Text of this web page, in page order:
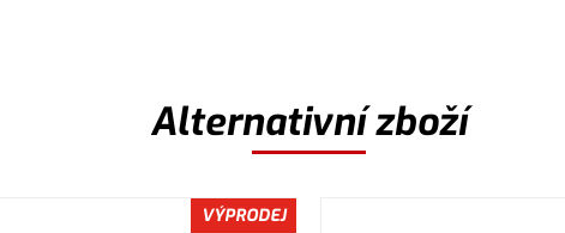
Alternativní zboží
VÝPRODEJ